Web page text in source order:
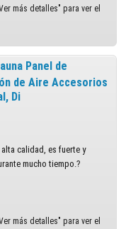
más detalles" para ver el
Panel de
de Aire Accesorios
Di
alta calidad, es fuerte y
mucho tiempo.?
más detalles" para ver el